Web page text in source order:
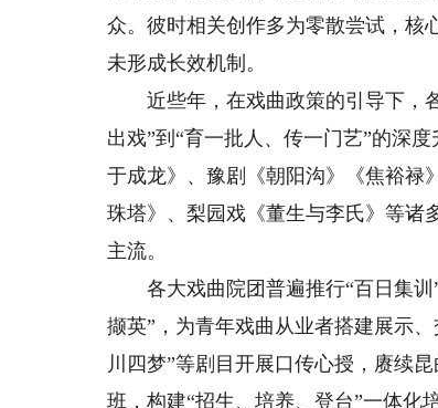
众。彼时相关创作多为零散尝试，核
未形成长效机制。
近些年，在戏曲政策的引导下，各
出戏”到“育一批人、传一门艺”的深
于成龙》、豫剧《朝阳沟》《焦裕禄
珠塔》、梨园戏《董生与李氏》等诸
主流。
各大戏曲院团普遍推行“百日集训”
撷英”，为青年戏曲从业者搭建展示
川四梦”等剧目开展口传心授，赓续
班，构建“招生、培养、登台”一体化